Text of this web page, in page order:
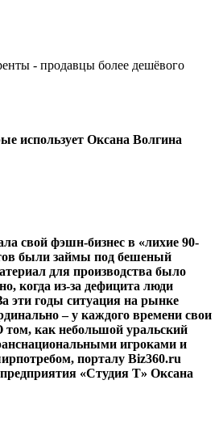
- продавцы более дешёвого
использует Оксана Волгина
свой фэшн-бизнес в «лихие 90-
были займы под бешеный
для производства было
когда из-за дефицита люди
эти годы ситуация на рынке
– у каждого времени свои
как небольшой уральский
игроками и
порталу Biz360.ru
предприятия «Студия Т» Оксана